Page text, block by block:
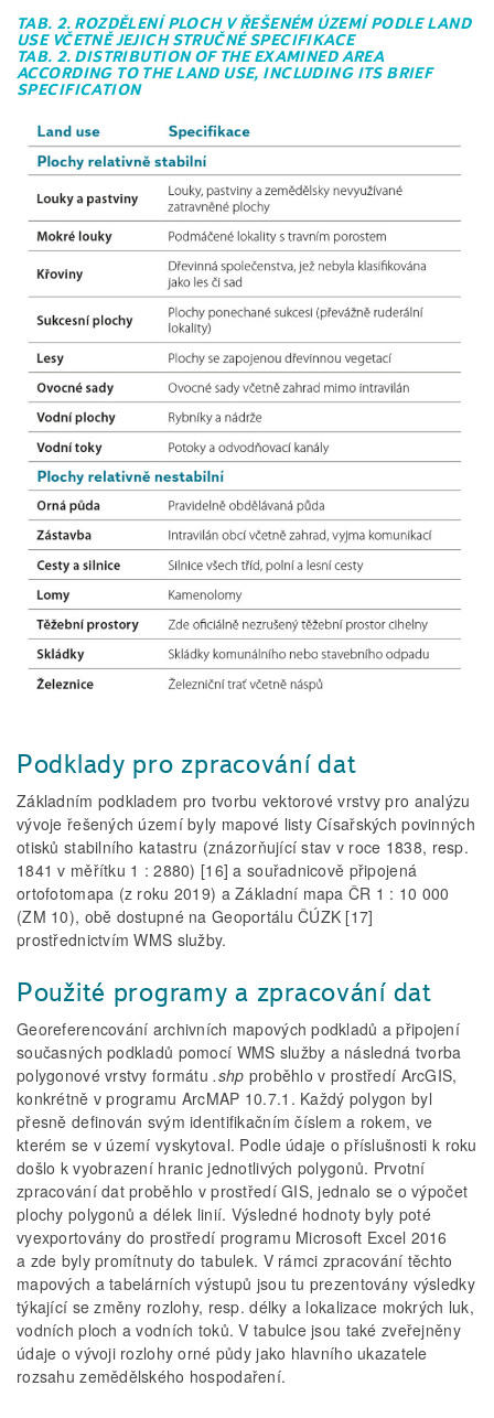
TAB. 2. ROZDĚLENÍ PLOCH V ŘEŠENÉM ÚZEMÍ PODLE LAND
USE VČETNĚ JEJICH STRUČNÉ SPECIFIKACE
TAB. 2. DISTRIBUTION OF THE EXAMINED AREA
ACCORDING TO THE LAND USE, INCLUDING ITS BRIEF
SPECIFICATION
Podklady pro zpracování dat
Základním podkladem pro tvorbu vektorové vrstvy pro analýzu
vývoje řešených území byly mapové listy Císařských povinných
otisků stabilního katastru (znázorňující stav v roce 1838, resp.
1841 v měřítku 1 : 2880) [16] a souřadnicově připojená
ortofotomapa (z roku 2019) a Základní mapa ČR 1 : 10 000
(ZM 10), obě dostupné na Geoportálu ČÚZK [17]
prostřednictvím WMS služby.
Použité programy a zpracování dat
Georeferencování archivních mapových podkladů a připojení
současných podkladů pomocí WMS služby a následná tvorba
polygonové vrstvy formátu.shp proběhlo v prostředí ArcGIS,
konkrétně v programu ArcMAP 10.7.1. Každý polygon byl
přesně definován svým identifikačním číslem a rokem, ve
kterém se v území vyskytoval. Podle údaje o příslušnosti k roku
došlo k vyobrazení hranic jednotlivých polygonů. Prvotní
zpracování dat proběhlo v prostředí GIS, jednalo se o výpočet
plochy polygonů a délek linií. Výsledné hodnoty byly poté
vyexportovány do prostředí programu Microsoft Excel 2016
a zde byly promítnuty do tabulek. V rámci zpracování těchto
mapových a tabelárních výstupů jsou tu prezentovány výsledky
týkající se změny rozlohy, resp. délky a lokalizace mokrých luk,
vodních ploch a vodních toků. V tabulce jsou také zveřejněny
údaje o vývoji rozlohy orné půdy jako hlavního ukazatele
rozsahu zemědělského hospodaření.